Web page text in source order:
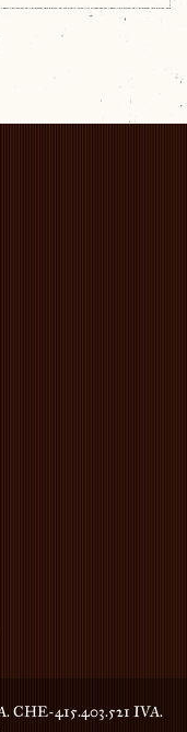
CHE-415.403.521 IVA.